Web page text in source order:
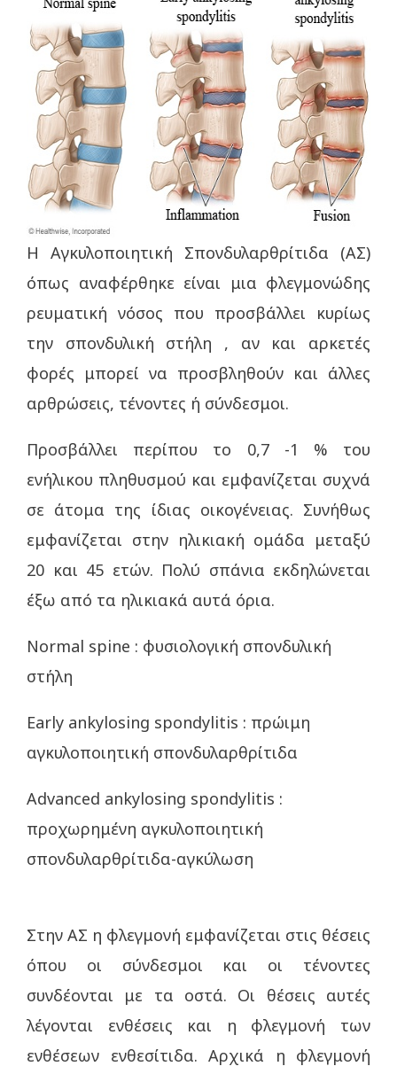
Η Αγκυλοποιητική Σπονδυλαρθρίτιδα (ΑΣ)
όπως αναφέρθηκε είναι μια φλεγμονώδης
ρευματική νόσος που προσβάλλει κυρίως
την σπονδυλική στήλη , αν και αρκετές
φορές μπορεί να προσβληθούν και άλλες
αρθρώσεις, τένοντες ή σύνδεσμοι.
Προσβάλλει περίπου το 0,7 -1 % του
ενήλικου πληθυσμού και εμφανίζεται συχνά
σε άτομα της ίδιας οικογένειας. Συνήθως
εμφανίζεται στην ηλικιακή ομάδα μεταξύ
20 και 45 ετών. Πολύ σπάνια εκδηλώνεται
έξω από τα ηλικιακά αυτά όρια.
Normal spine : φυσιολογική σπονδυλική
στήλη
Early ankylosing spondylitis : πρώιμη
αγκυλοποιητική σπονδυλαρθρίτιδα
Advanced ankylosing spondylitis :
προχωρημένη αγκυλοποιητική
σπονδυλαρθρίτιδα-αγκύλωση
Στην ΑΣ η φλεγμονή εμφανίζεται στις θέσεις
όπου οι σύνδεσμοι και οι τένοντες
συνδέονται με τα οστά. Οι θέσεις αυτές
λέγονται ενθέσεις και η φλεγμονή των
ενθέσεων ενθεσίτιδα. Αρχικά η φλεγμονή